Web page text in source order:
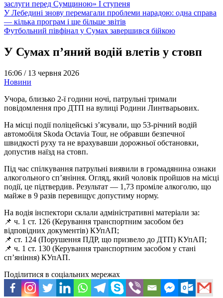
заслуги перед Сумщиною» І ступеня
У Лебедині знову перемагали проблеми нарадою: одна справа
— кілька програм і ще більше звітів
Футбольний півфінал у Сумах завершився бійкою
У Сумах п’яний водій влетів у стовп
16:06 / 13 червня 2026
Новини
Учора, близько 2-ї години ночі, патрульні тримали
повідомлення про ДТП на вулиці Родини Линтварьових.
На місці події поліцейські з’ясували, що 53-річний водій
автомобіля Skoda Octavia Tour, не обравши безпечної
швидкості руху та не врахувавши дорожньої обстановки,
допустив наїзд на стовп.
Під час спілкування патрульні виявили в громадянина ознаки
алкогольного сп’яніння. Огляд, який чоловік пройшов на місці
події, це підтвердив. Результат — 1,73 проміле алкоголю, що
майже в 9 разів перевищує допустиму норму.
На водія інспектори склали адміністративні матеріали за:
📌 ч. 1 ст. 126 (Керування транспортним засобом без
відповідних документів) КУпАП;
📌 ст. 124 (Порушення ПДР, що призвело до ДТП) КУпАП;
📌 ч. 1 ст. 130 (Керування транспортним засобом у стані
сп’яніння) КУпАП.
Поділитися в соціальних мережах